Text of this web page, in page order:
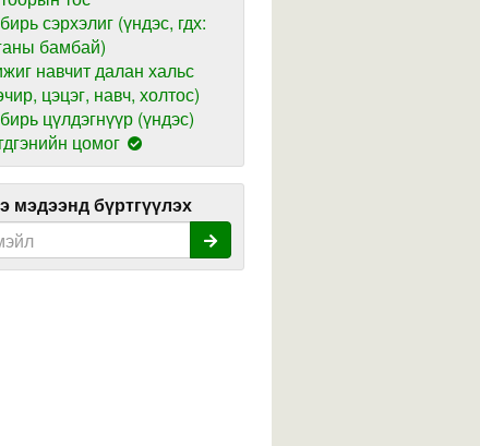
сэрхэлиг (үндэс, гдх:
бамбай)
навчит далан хальс
цэцэг, навч, холтос)
цүлдэгнүүр (үндэс)
цомог
мэдээнд бүртгүүлэх